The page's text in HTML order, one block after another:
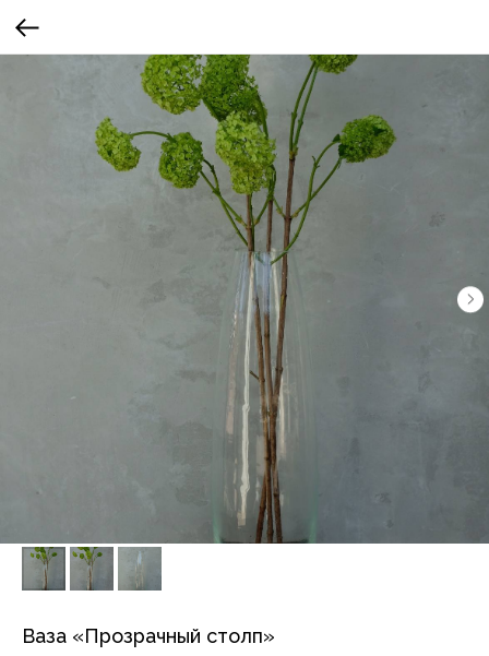
Ваза «Прозрачный столп»